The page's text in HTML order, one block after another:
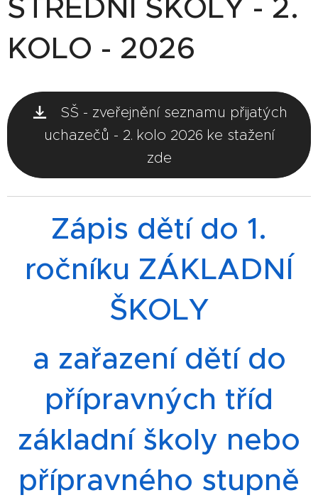
KOLO - 2026
SŠ - zveřejnění seznamu přijatých
uchazečů - 2. kolo 2026 ke stažení
zde
Zápis dětí do 1.
ročníku ZÁKLADNÍ
ŠKOLY
a zařazení dětí do
přípravných tříd
základní školy nebo
přípravného stupně